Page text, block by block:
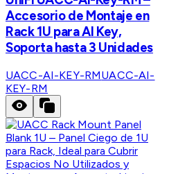
Accesorio de Montaje en
Rack 1U para AI Key,
Soporta hasta 3 Unidades
UACC-AI-KEY-RMUACC-AI-
KEY-RM